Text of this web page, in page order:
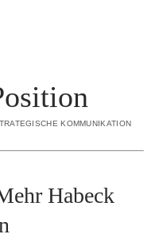
Menü
öffnen
KOMMUNIKATION
Habeck